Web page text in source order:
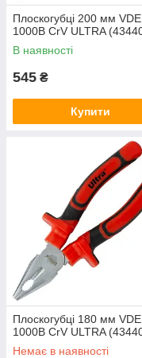
Плоскогубці 200 мм VDE
1000В CrV ULTRA
В наявності
545 ₴
Купити
Плоскогубці 180 мм VDE
1000В CrV ULTRA
Немає в наявності